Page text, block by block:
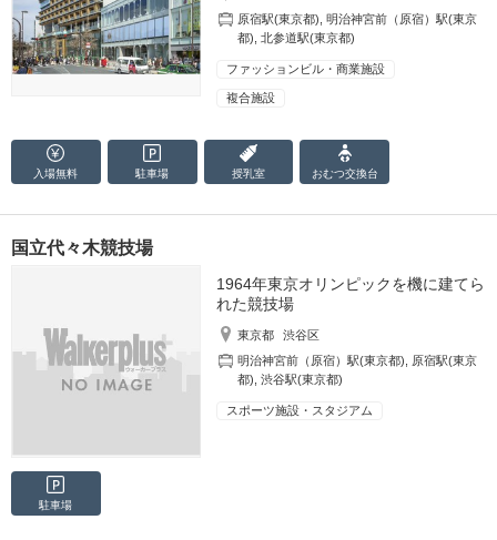
原宿駅(東京都)
明治神宮前（原宿）駅(東京
都) ,北参道駅(東京都)
ファッションビル・商業施設
複合施設
入場無料 駐車場 授乳室 おむつ交換台
国立代々木競技場
1964年東京オリンピックを機に建てら
れた競技場
東京都
渋谷区
明治神宮前（原宿）駅(東京都)
原宿駅(東京
都) ,渋谷駅(東京都)
スポーツ施設・スタジアム
駐車場